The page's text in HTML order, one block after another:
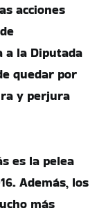
acciones
a la Diputada
quedar por
y perjura
es la pelea
Además, los
más